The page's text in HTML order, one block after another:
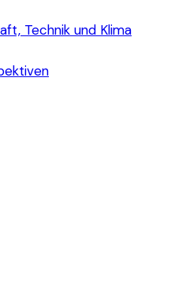
Technik und Klima